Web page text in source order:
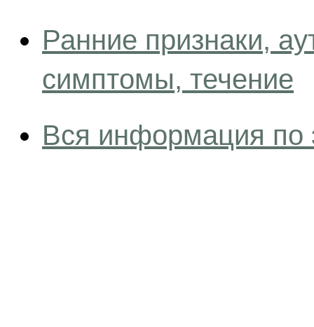
Ранние признаки,
симптомы, течение
Вся информация по